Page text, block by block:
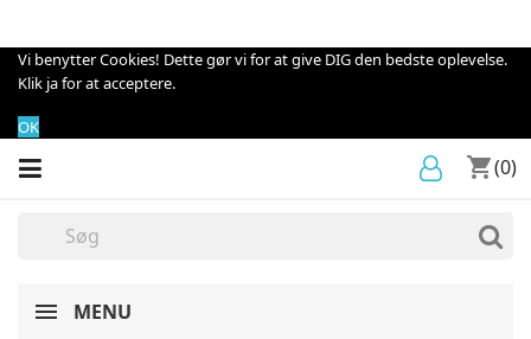
Vi benytter Cookies! Dette gør vi for at give DIG den bedste oplevelse.
Klik ja for at acceptere.
OK
shopping_cart(0)
MENU